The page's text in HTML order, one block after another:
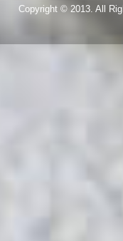
Copyright © 2013. All